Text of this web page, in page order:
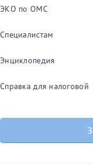
ЭКО по ОМС
Специалистам
Энциклопедия
Справка для налоговой